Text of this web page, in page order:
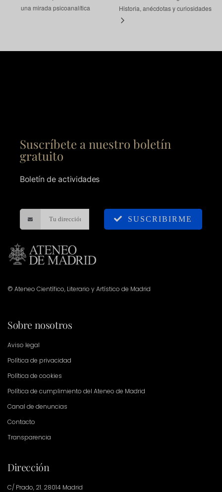
una mirada psicoanalítica
Historia, anécdotas y curiosidades
Suscríbete a nuestro boletín
gratuito
Boletín de actividades
SUSCRIBIRME
© Ateneo Científico, Literario y Artístico de Madrid
Sobre nosotros
Aviso legal
Política de privacidad
Política de cookies
Política de cumplimiento del Ateneo de Madrid
Canal de denuncias
Contacto
Transparencia
Dirección
C/ Prado, 21. 28014 Madrid